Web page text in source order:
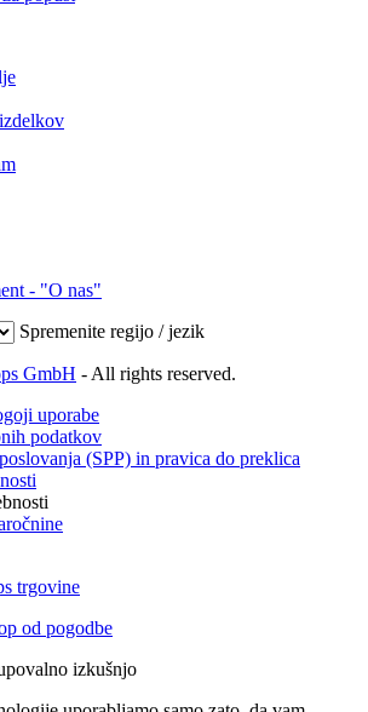
- "O nas"
Spremenite regijo / jezik
GmbH - All rights reserved.
uporabe
podatkov
(SPP) in pravica do preklica
trgovine
od pogodbe
izkušnjo